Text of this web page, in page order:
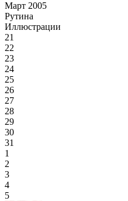
Март 2005
Рутина
Иллюстрации
21
22
23
24
25
26
27
28
29
30
31
1
2
3
4
5